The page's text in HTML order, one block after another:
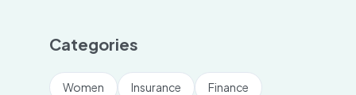
Categories
Women Insurance Finance